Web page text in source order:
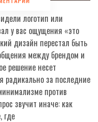
логотип или
у вас ощущения «это
дизайн перестал быть
между брендом и
решение несет
радикально за последние
против
звучит иначе: как
где